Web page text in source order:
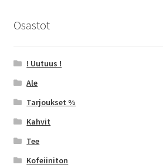
Osastot
! Uutuus !
Ale
Tarjoukset %
Kahvit
Tee
Kofeiiniton